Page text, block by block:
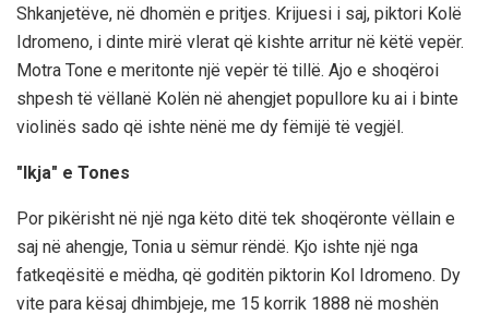
Shkanjetëve, në dhomën e pritjes. Krijuesi i saj, piktori Kolë
Idromeno, i dinte mirë vlerat që kishte arritur në këtë vepër.
Motra Tone e meritonte një vepër të tillë. Ajo e shoqëroi
shpesh të vëllanë Kolën në ahengjet popullore ku ai i binte
violinës sado që ishte nënë me dy fëmijë të vegjël.
"Ikja" e Tones
Por pikërisht në një nga këto ditë tek shoqëronte vëllain e
saj në ahengje, Tonia u sëmur rëndë. Kjo ishte një nga
fatkeqësitë e mëdha, që goditën piktorin Kol Idromeno. Dy
vite para kësaj dhimbjeje, me 15 korrik 1888 në moshën